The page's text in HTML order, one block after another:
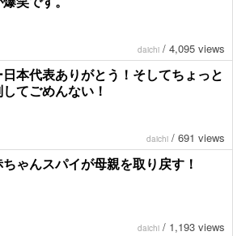
daichi / 4,095 views
本代表ありがとう！そしてちょっと
てごめんない！
daichi / 691 views
ゃんスパイが母親を取り戻す！
daichi / 1,193 views